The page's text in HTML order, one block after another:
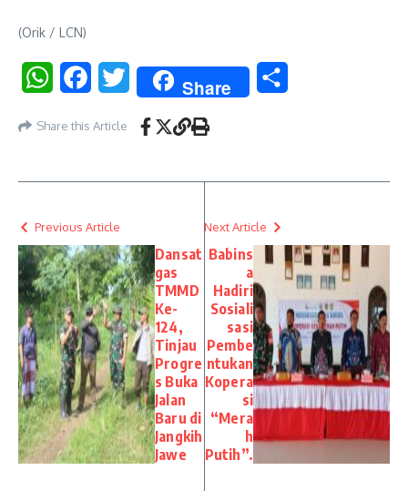
(Orik / LCN)
WhatsAppFacebookTwitter Share
Share this Article
Previous Article
Dansat
gas
TMMD
Ke-
124,
Tinjau
Progre
s Buka
Jalan
Baru di
Jangkih
Jawe
Next Article
Babins
a
Hadiri
Sosiali
sasi
Pembe
ntukan
Kopera
si
“Mera
h
Putih”.